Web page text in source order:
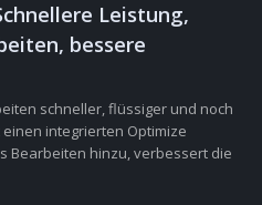
Leistung,
bessere
schneller, flüssiger und noch
integrierten Optimize
Bearbeiten hinzu, verbessert die